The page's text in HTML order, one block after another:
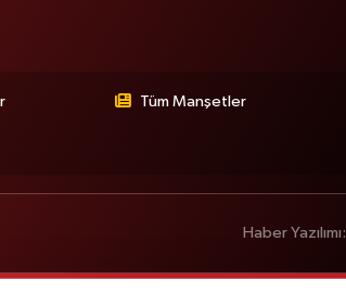
Tüm Manşetler
Haber Yazılımı: